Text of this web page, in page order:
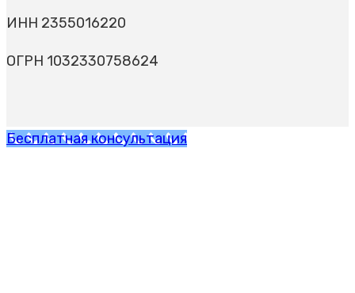
ИНН 2355016220
ОГРН 1032330758624
Бесплатная консультация